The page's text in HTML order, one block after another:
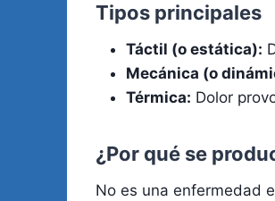
Tipos principales
Táctil (o estática):
Mecánica (o
Térmica: Dolor
¿Por qué se
No es una enfermedad